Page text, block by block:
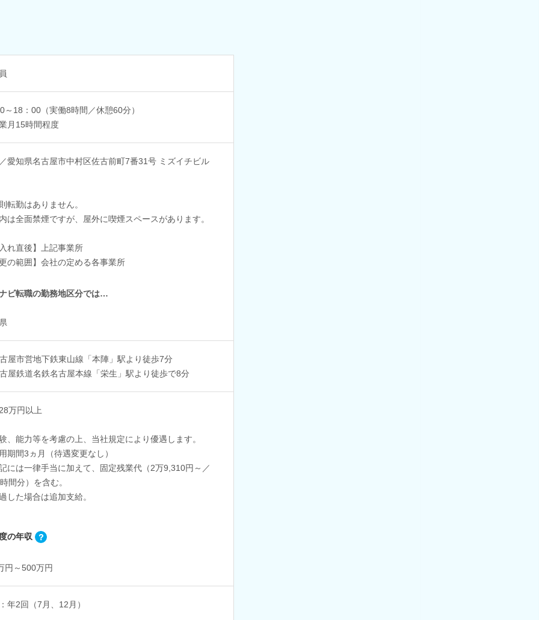
～18：00（実働8時間／休憩60分）
月15時間程度
愛知県名古屋市中村区佐古前町7番31号 ミズイチビル
転勤はありません。
は全面禁煙ですが、屋外に喫煙スペースがあります。
れ直後】上記事業所
の範囲】会社の定める各事業所
ビ転職の勤務地区分では…
屋市営地下鉄東山線「本陣」駅より徒歩7分
屋鉄道名鉄名古屋本線「栄生」駅より徒歩で8分
万円以上
、能力等を考慮の上、当社規定により優遇します。
期間3ヵ月（待遇変更なし）
には一律手当に加えて、固定残業代（2万9,310円～／
間分）を含む。
した場合は追加支給。
の年収
円～500万円
年2回（7月、12月）